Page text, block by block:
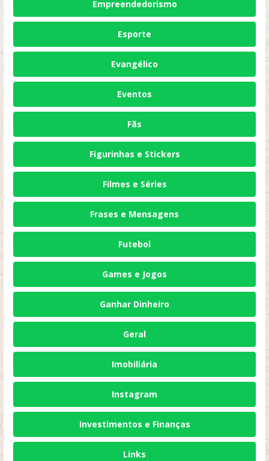
Empreendedorismo
Esporte
Evangélico
Eventos
Fãs
Figurinhas e Stickers
Filmes e Séries
Frases e Mensagens
Futebol
Games e Jogos
Ganhar Dinheiro
Geral
Imobiliária
Instagram
Investimentos e Finanças
Links